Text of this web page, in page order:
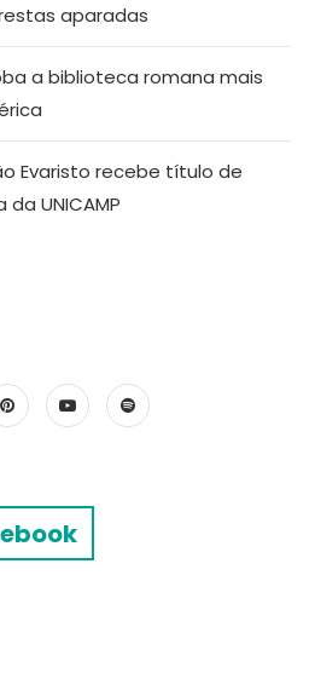
aparadas
a biblioteca romana mais
Evaristo recebe título de
UNICAMP